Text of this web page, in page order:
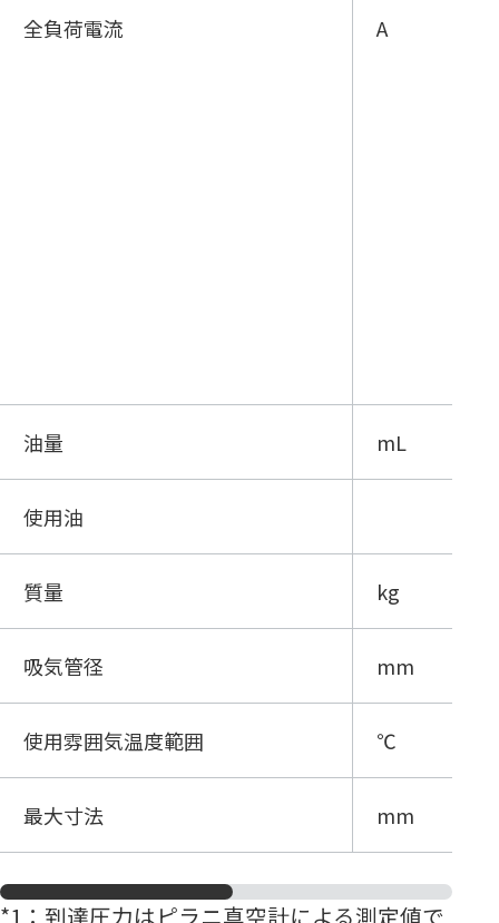
全負荷電流 A
油量 mL
使用油
質量 kg
吸気管径 mm
使用雰囲気温度範囲 ℃
最大寸法 mm
*1 ：到達圧力はピラニ真空計による測定値で